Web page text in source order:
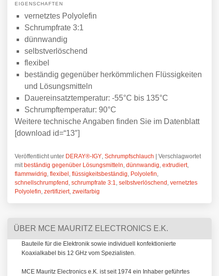
EIGENSCHAFTEN
vernetztes Polyolefin
Schrumpfrate 3:1
dünnwandig
selbstverlöschend
flexibel
beständig gegenüber herkömmlichen Flüssigkeiten
und Lösungsmitteln
Dauereinsatztemperatur: -55°C bis 135°C
Schrumpftemperatur: 90°C
Weitere technische Angaben finden Sie im Datenblatt
[download id=“13″]
Veröffentlicht unter DERAY®-IGY Schrumpfschlauch | Verschlagwortet
mit beständig gegenüber Lösungsmitteln dünnwandig extrudiert,
flammwidrig flexibel flüssigkeitsbeständig Polyolefin
schnellschrumpfend schrumpfrate 3:1 selbstverlöschend vernetztes
Polyolefin zertifiziert, zweifarbig
ÜBER MCE MAURITZ ELECTRONICS E.K.
Bauteile für die Elektronik sowie individuell konfektionierte
Koaxialkabel bis 12 GHz vom Spezialisten.
MCE Mauritz Electronics e.K. ist seit 1974 ein Inhaber geführtes